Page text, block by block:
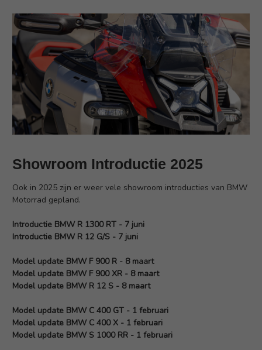
Showroom Introductie 2025
Ook in 2025 zijn er weer vele showroom introducties van BMW
Motorrad gepland.
Introductie BMW R 1300 RT - 7 juni
Introductie BMW R 12 G/S - 7 juni
Model update BMW F 900 R - 8 maart
Model update BMW F 900 XR - 8 maart
Model update BMW R 12 S - 8 maart
Model update BMW C 400 GT - 1 februari
Model update BMW C 400 X - 1 februari
Model update BMW S 1000 RR - 1 februari